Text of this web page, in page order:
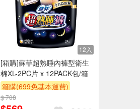
12入
[箱購]蘇菲超熟睡內褲型衛生
棉XL-2PC片 x 12PACK包/箱
箱購(699免基本運費)
贈$200
$ 708